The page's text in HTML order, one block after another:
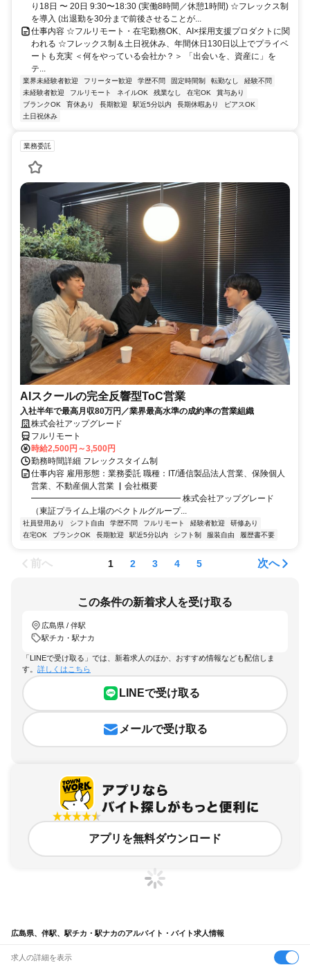
り18日 〜 20日 9:30〜18:30 (実働8時間／休憩1時間) ☆フレックス制
を導入 (出退勤を30分まで前後させることが...
仕事内容 ☆フルリモート・在宅勤務OK、AI×採用支援プロダクトに関
われる ☆フレックス制＆土日祝休み、年間休日130日以上でプライベ
ートも充実 ＜何をやっている会社か？＞ 「出会いを、資産に」を
テ...
業界未経験者歓迎 フリーター歓迎 学歴不問 固定時間制 転勤なし
経験不問
未経験者歓迎
フルリモート ネイルOK 残業なし 在宅OK
賞与あり
ブランクOK
育休あり 長期歓迎 駅近5分以内 長期休暇あり
ピアスOK
土日祝休み
業務委託
AIスクールの完全反響型ToC営業
入社半年で最高月収80万円／業界最高水準の成約率の営業組織
株式会社アップグレード
フルリモート
時給2,500円～3,500円
勤務時間詳細 フレックスタイム制
仕事内容 雇用形態：業務委託 職種：IT/通信製品法人営業、保険個人
営業、不動産個人営業 ▏会社概要
━━━━━━━━━━━━━━━━━━ 株式会社アップグレード
（東証プライム上場のベクトルグループ...
社員登用あり シフト自由 学歴不問 フルリモート 経験者歓迎
研修あり
在宅OK
ブランクOK 長期歓迎 駅近5分以内 シフト制 服装自由 履歴書不要
前へ 1 2 3 4 5 次へ
この条件の新着求人を受け取る
広島県 / 伴駅
駅チカ・駅ナカ
「LINEで受け取る」では、新着求人のほか、おすすめ情報なども配信しま
す。 詳しくはこちら
LINEで受け取る
メールで受け取る
アプリを無料ダウンロード
広島県、伴駅、駅チカ・駅ナカのアルバイト・バイト求人情報
求人の詳細を表示